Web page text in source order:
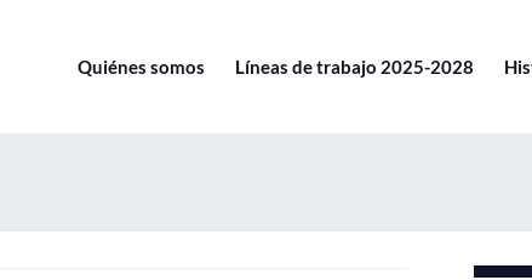
Quiénes somos Líneas de trabajo 2025-2028